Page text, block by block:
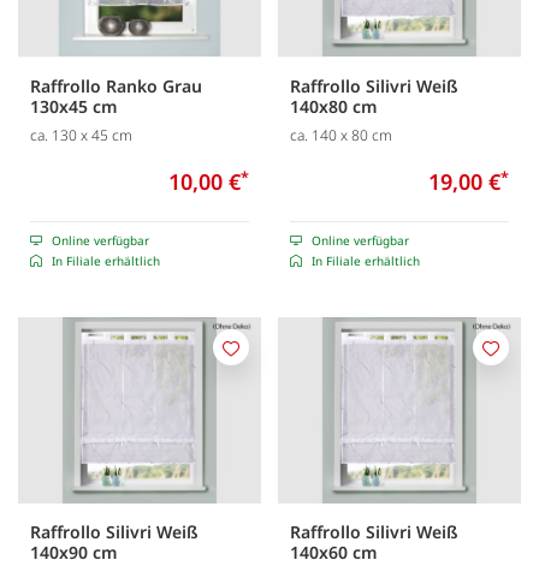
Raffrollo Ranko Grau
130x45 cm
ca. 130 x 45 cm
10,00 €*
Online verfügbar
In Filiale erhältlich
Raffrollo Silivri Weiß
140x80 cm
ca. 140 x 80 cm
19,00 €*
Online verfügbar
In Filiale erhältlich
Raffrollo Silivri Weiß
140x90 cm
Merken
Raffrollo Silivri Weiß
140x60 cm